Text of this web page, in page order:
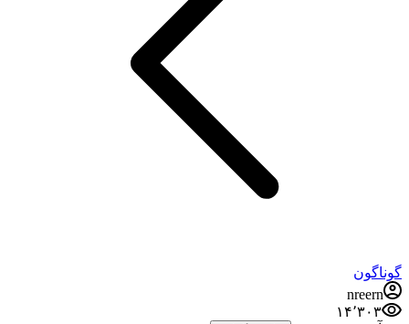
گوناگون
nreern
۱۴٬۳۰۳